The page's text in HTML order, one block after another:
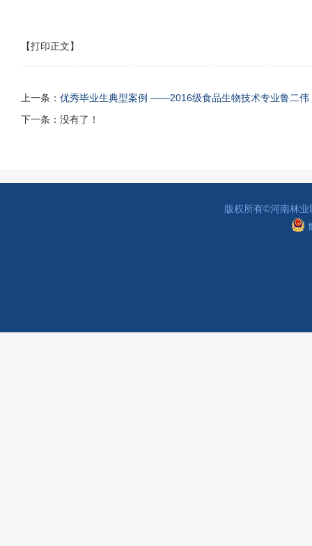
【打印正文】
上一条： 优秀毕业生典型案例 ——2016级食品生物技术专业鲁二伟
下一条：没有了！
版权所有©河南林